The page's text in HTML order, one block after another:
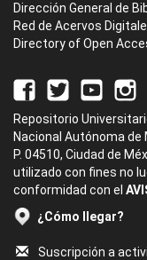
Dirección General de
Red de Acervos
Directory of Open
Repositorio
Nacional Autónoma de
P. 04510, Ciudad de
utilizado con fines no
conformidad con el
¿Cómo llegar?
Suscripción a